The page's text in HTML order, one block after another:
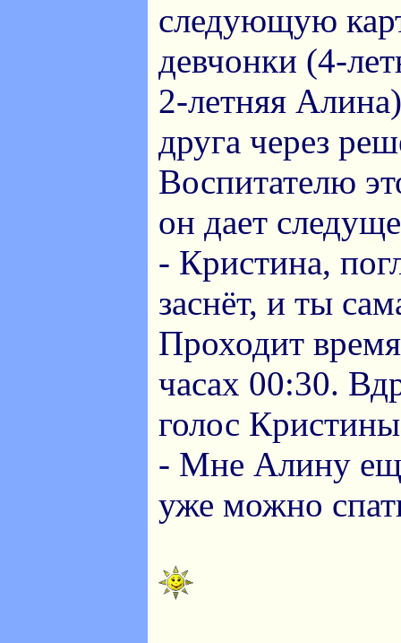
следующую
девчонки (4-
2-летняя
друга через
Воспитателю
он дает
- Кристина,
заснёт, и ты
Проходит
часах 00:30.
голос
- Мне Алину
уже можно